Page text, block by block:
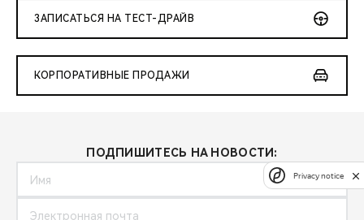
ЗАПИСАТЬСЯ НА ТЕСТ-ДРАЙВ
КОРПОРАТИВНЫЕ ПРОДАЖИ
ПОДПИШИТЕСЬ НА НОВОСТИ:
Privacy notice